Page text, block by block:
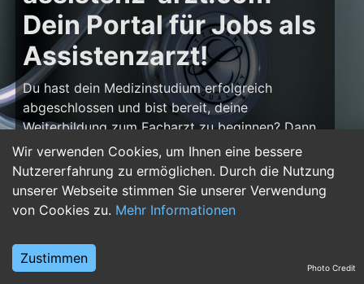
Wir verwenden Cookies, um Ihnen eine bessere
Nutzererfahrung zu ermöglichen. Durch die Nutzung
unserer Webseite stimmen Sie unserer Verwendung
von Cookies zu. Mehr Informationen
Zustimmen
Dein Portal für Jobs als
Assistenzarzt!
Du hast dein Medizinstudium erfolgreich
abgeschlossen und bist bereit, deine
Weiterbildung zum Facharzt zu beginnen? Dann
bist du aufassistenz-arzt.comgenau richtig!
Hier findest du zahlreiche Stellenangebote für
Assistenzärzte in allen Fachrichtungen – von der
Inneren Medizin über die Chirurgie bis hin zur
deine Karriere im Arztberuf und finde die
passende Klinik oder Praxis für deinen nächstenPhoto Credit